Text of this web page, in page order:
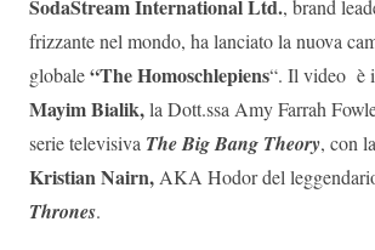
SodaStream International Ltd., brand
frizzante nel mondo, ha lanciato la nuova
globale“The Homoschlepiens“. Il video è
Mayim Bialik,la Dott.ssa Amy Farrah
serie televisiva The Big Bang Theory, con
Kristian Nairn, AKA Hodor del
Thrones.